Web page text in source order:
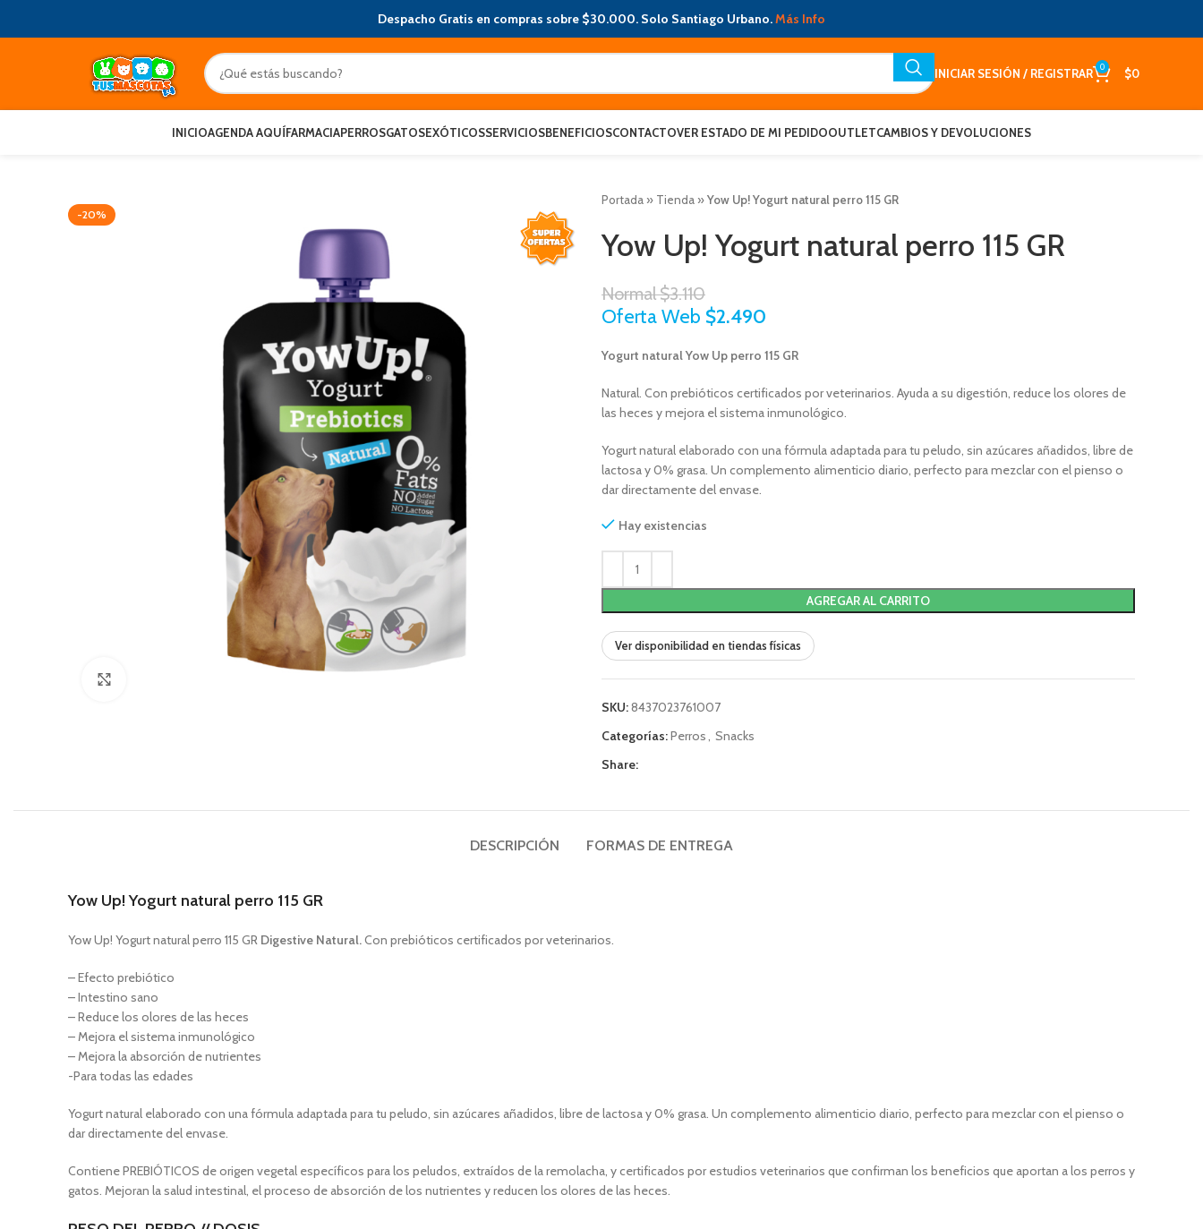
Despacho Gratis en compras sobre $30.000. Solo Santiago Urbano.Más Info
INICIAR SESIÓN / REGISTRAR 0 $0
INICIOAGENDA AQUÍFARMACIAPERROSGATOSEXÓTICOSSERVICIOSBENEFICIOSCONTACTOVER ESTADO DE MI PEDIDOOUTLETCAMBIOS Y DEVOLUCIONES
-20%
Portada » Tienda »Yow Up! Yogurt natural perro 115 GR
Yow Up! Yogurt natural perro 115 GR
Normal$3.110
Oferta Web $2.490
Yogurt natural Yow Up perro 115 GR
Natural. Con prebióticos certificados por veterinarios. Ayuda a su digestión, reduce los olores de
las heces y mejora el sistema inmunológico.
Yogurt natural elaborado con una fórmula adaptada para tu peludo, sin azúcares añadidos, libre de
lactosa y 0% grasa. Un complemento alimenticio diario, perfecto para mezclar con el pienso o
dar directamente del envase.
Hay existencias
AGREGAR AL CARRITO
Ver disponibilidad en tiendas físicas
SKU:8437023761007
Categorías:Perros, Snacks
Share:
DESCRIPCIÓN FORMAS DE ENTREGA
Yow Up! Yogurt natural perro 115 GR
Yow Up! Yogurt natural perro 115 GR Digestive Natural.Con prebióticos certificados por veterinarios.
– Efecto prebiótico
– Intestino sano
– Reduce los olores de las heces
– Mejora el sistema inmunológico
– Mejora la absorción de nutrientes
-Para todas las edades
Yogurt natural elaborado con una fórmula adaptada para tu peludo, sin azúcares añadidos, libre de lactosa y 0% grasa. Un complemento alimenticio diario, perfecto para mezclar con el pienso o
dar directamente del envase.
Contiene PREBIÓTICOS de origen vegetal específicos para los peludos, extraídos de la remolacha, y certificados por estudios veterinarios que confirman los beneficios que aportan a los perros y
gatos. Mejoran la salud intestinal, el proceso de absorción de los nutrientes y reducen los olores de las heces.